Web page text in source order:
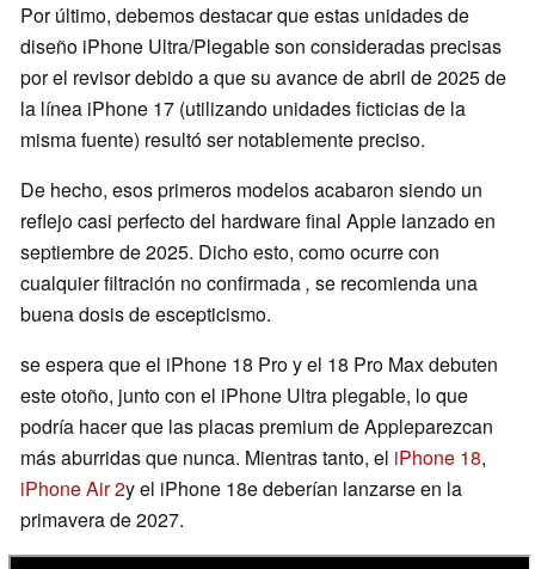
Por último, debemos destacar que estas unidades de
diseño iPhone Ultra/Plegable son consideradas precisas
por el revisor debido a que su avance de abril de 2025 de
la línea iPhone 17 (utilizando unidades ficticias de la
misma fuente) resultó ser notablemente preciso.
De hecho, esos primeros modelos acabaron siendo un
reflejo casi perfecto del hardware final Apple lanzado en
septiembre de 2025. Dicho esto, como ocurre con
cualquier filtración no confirmada , se recomienda una
buena dosis de escepticismo.
se espera que el iPhone 18 Pro y el 18 Pro Max debuten
este otoño, junto con el iPhone Ultra plegable, lo que
podría hacer que las placas premium de Appleparezcan
más aburridas que nunca. Mientras tanto, el iPhone 18,
iPhone Air 2y el iPhone 18e deberían lanzarse en la
primavera de 2027.